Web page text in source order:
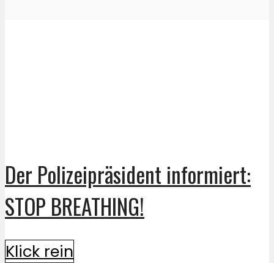
Der Polizeipräsident informiert:
STOP BREATHING!
Klick rein